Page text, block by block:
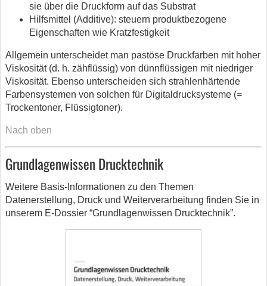
sie über die Druckform auf das Substrat
Hilfsmittel (Additive): steuern produktbezogene
Eigenschaften wie Kratzfestigkeit
Allgemein unterscheidet man pastöse Druckfarben mit hoher
Viskosität (d. h. zähflüssig) von dünnflüssigen mit niedriger
Viskosität. Ebenso unterscheiden sich strahlenhärtende
Farbensystemen von solchen für Digitaldrucksysteme (=
Trockentoner, Flüssigtoner).
Nach oben
Grundlagenwissen Drucktechnik
Weitere Basis-Informationen zu den Themen
Datenerstellung, Druck und Weiterverarbeitung finden Sie in
unserem E-Dossier “Grundlagenwissen Drucktechnik”.